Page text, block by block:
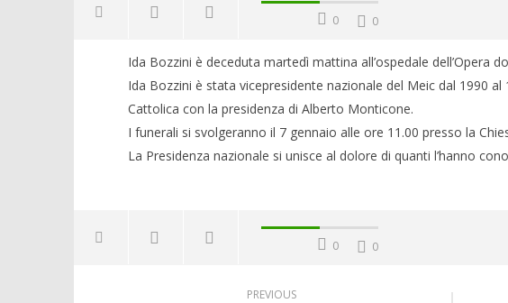
0 0
Ida Bozzini è deceduta martedì mattina all’ospedale dell’Opera
Ida Bozzini è stata vicepresidente nazionale del Meic dal 1990
Cattolica con la presidenza di Alberto Monticone.
I funerali si svolgeranno il 7 gennaio alle ore 11.00 presso la
La Presidenza nazionale si unisce al dolore di quanti l’hanno
0 0
PREVIOUS